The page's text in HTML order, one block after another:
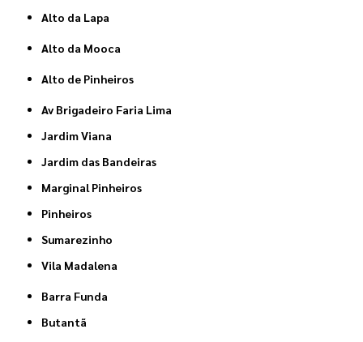
Alto da Lapa
Alto da Mooca
Alto de Pinheiros
Av Brigadeiro Faria Lima
Jardim Viana
Jardim das Bandeiras
Marginal Pinheiros
Pinheiros
Sumarezinho
Vila Madalena
Barra Funda
Butantã